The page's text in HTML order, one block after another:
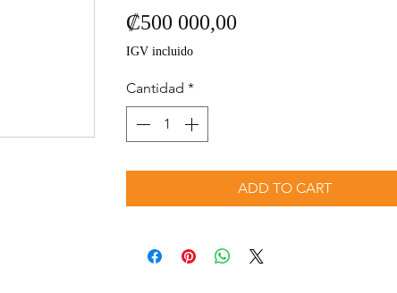
₡500 000,00
IGV incluido
Cantidad *
ADD TO CART